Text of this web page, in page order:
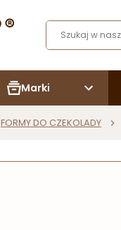
Marki
FORMY DO CZEKOLADY